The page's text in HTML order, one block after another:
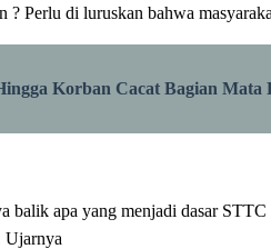
? Perlu di luruskan bahwa
Korban Cacat Bagian Mata
balik apa yang menjadi dasar
Ujarnya